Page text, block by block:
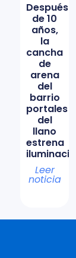
Después
de 10
años,
la
cancha
de
arena
del
barrio
portales
del
llano
estrena
iluminación
Leer
noticia